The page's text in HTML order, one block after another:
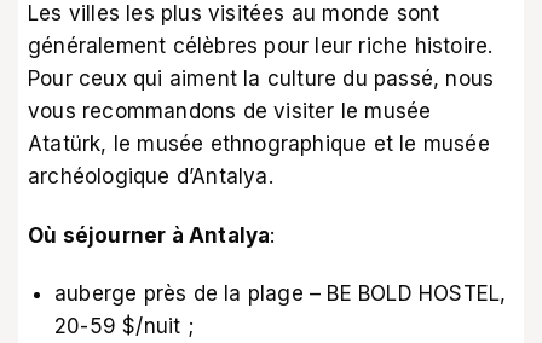
Les villes les plus visitées au monde sont
généralement célèbres pour leur riche histoire.
Pour ceux qui aiment la culture du passé, nous
vous recommandons de visiter le musée
Atatürk, le musée ethnographique et le musée
archéologique d’Antalya.
Où séjourner à Antalya:
auberge près de la plage – BE BOLD HOSTEL,
20-59 $/nuit ;